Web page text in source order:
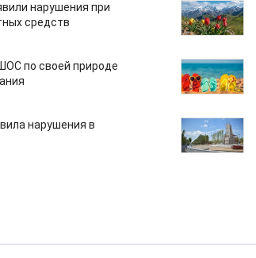
нарушения при
средств
по своей природе
нарушения в